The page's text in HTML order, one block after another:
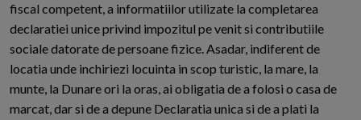
fiscal competent, a informatiilor utilizate la completarea
declaratiei unice privind impozitul pe venit si contributiile
sociale datorate de persoane fizice. Asadar, indiferent de
locatia unde inchiriezi locuinta in scop turistic, la mare, la
munte, la Dunare ori la oras, ai obligatia de a folosi o casa de
marcat, dar si de a depune Declaratia unica si de a plati la